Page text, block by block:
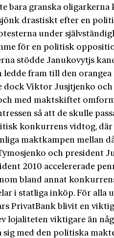
bara granska oligarkerna
drastiskt efter en
under
för en politisk
stödde Janukovytjs
ledde fram till den
dock Viktor Jusjtjenko och
med maktskiftet
så att de skulle
konkurrens vidtog,
maktkampen mellan
och president
2010 accelererade
bland annat
i statliga inköp. För alla
PrivatBank blivit en
lojaliteten viktigare än
sig med den politiska